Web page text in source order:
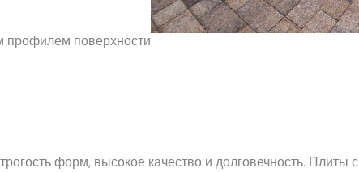
поверхности
форм, высокое качество и долговечность. Плиты с